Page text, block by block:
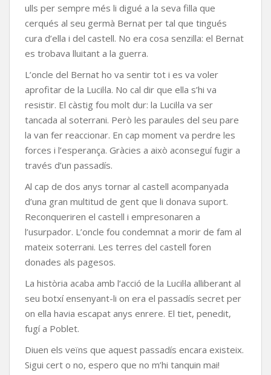
ulls per sempre més li digué a la seva filla que
cerqués al seu germà Bernat per tal que tingués
cura d’ella i del castell. No era cosa senzilla: el Bernat
es trobava lluitant a la guerra.
L’oncle del Bernat ho va sentir tot i es va voler
aprofitar de la Lucil·la. No cal dir que ella s’hi va
resistir. El càstig fou molt dur: la Lucil·la va ser
tancada al soterrani. Però les paraules del seu pare
la van fer reaccionar. En cap moment va perdre les
forces i l’esperança. Gràcies a això aconseguí fugir a
través d’un passadís.
Al cap de dos anys tornar al castell acompanyada
d’una gran multitud de gent que li donava suport.
Reconqueriren el castell i empresonaren a
l’usurpador. L’oncle fou condemnat a morir de fam al
mateix soterrani. Les terres del castell foren
donades als pagesos.
La història acaba amb l’acció de la Lucil·la alliberant al
seu botxí ensenyant-li on era el passadís secret per
on ella havia escapat anys enrere. El tiet, penedit,
fugí a Poblet.
Diuen els veïns que aquest passadís encara existeix.
Sigui cert o no, espero que no m’hi tanquin mai!